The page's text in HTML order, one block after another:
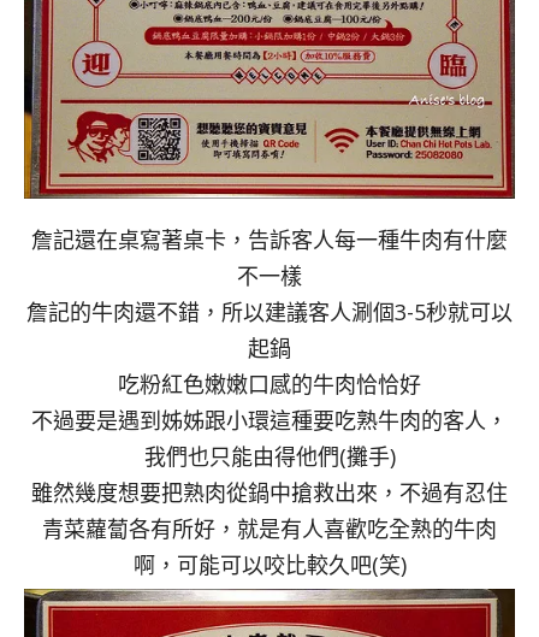
詹記還在桌寫著桌卡，告訴客人每一種牛肉有什麼
不一樣
詹記的牛肉還不錯，所以建議客人涮個3-5秒就可以
起鍋
吃粉紅色嫩嫩口感的牛肉恰恰好
不過要是遇到姊姊跟小環這種要吃熟牛肉的客人，
我們也只能由得他們(攤手)
雖然幾度想要把熟肉從鍋中搶救出來，不過有忍住
青菜蘿蔔各有所好，就是有人喜歡吃全熟的牛肉
啊，可能可以咬比較久吧(笑)